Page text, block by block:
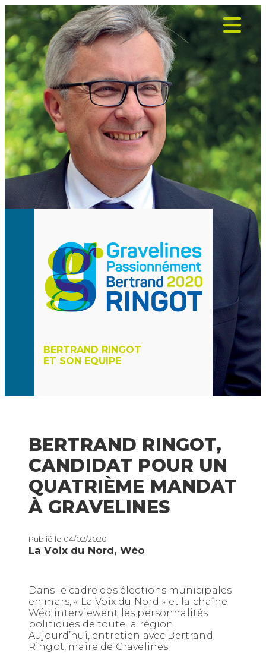
BERTRAND RINGOT
ET SON EQUIPE
BERTRAND RINGOT,
CANDIDAT POUR UN
QUATRIÈME MANDAT
À GRAVELINES
Publié le 04/02/2020
La Voix du Nord, Wéo
Dans le cadre des élections municipales
en mars, « La Voix du Nord » et la chaîne
Wéo interviewent les personnalités
politiques de toute la région.
Aujourd’hui, entretien avec Bertrand
Ringot, maire de Gravelines.
Panneau de gestion des cookies